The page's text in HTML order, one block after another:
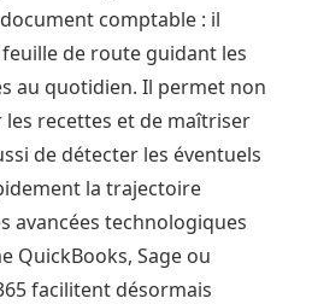
comptable : il
de route guidant les
au quotidien. Il permet non
les recettes et de maîtriser
de détecter les éventuels
la trajectoire
avancées technologiques
QuickBooks, Sage ou
facilitent désormais